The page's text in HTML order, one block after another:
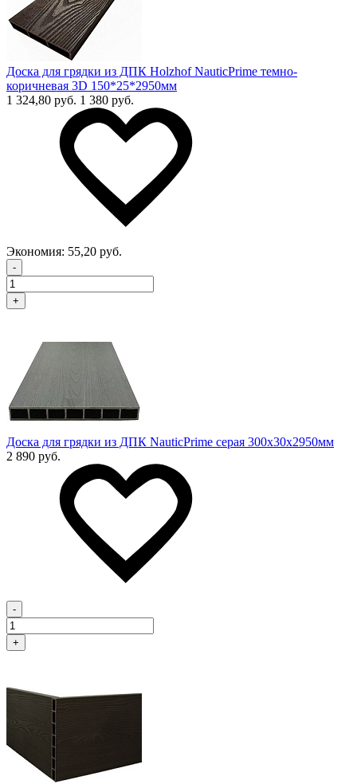
Доска для грядки из ДПК Holzhof NauticPrime темно-
коричневая 3D 150*25*2950мм
1 324,80 руб. 1 380 руб.
Экономия: 55,20 руб.
-
+
Доска для грядки из ДПК NauticPrime серая 300х30х2950мм
2 890 руб.
-
+